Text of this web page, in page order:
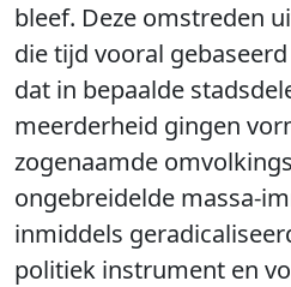
bleef. Deze omstreden
die tijd vooral
dat in bepaalde
meerderheid gingen
zogenaamde
ongebreidelde massa-
inmiddels
politiek instrument en